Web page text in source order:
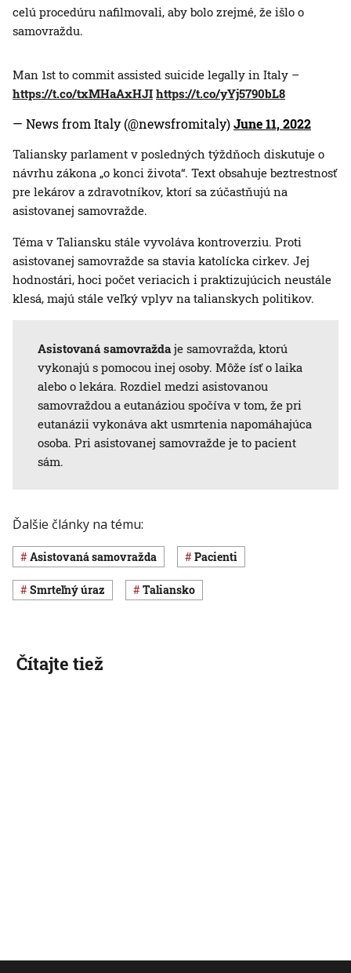
celú procedúru nafilmovali, aby bolo zrejmé, že išlo o
samovraždu.
Man 1st to commit assisted suicide legally in Italy –
https://t.co/txMHaAxHJI https://t.co/yYj5790bL8
— News from Italy (@newsfromitaly)June 11, 2022
Taliansky parlament v posledných týždňoch diskutuje o
návrhu zákona „o konci života“. Text obsahuje beztrestnosť
pre lekárov a zdravotníkov, ktorí sa zúčastňujú na
asistovanej samovražde.
Téma v Taliansku stále vyvoláva kontroverziu. Proti
asistovanej samovražde sa stavia katolícka cirkev. Jej
hodnostári, hoci počet veriacich i praktizujúcich neustále
klesá, majú stále veľký vplyv na talianskych politikov.
Asistovaná samovraždaje samovražda, ktorú
vykonajú s pomocou inej osoby. Môže ísť o laika
alebo o lekára. Rozdiel medzi asistovanou
samovraždou a eutanáziou spočíva v tom, že pri
eutanázii vykonáva akt usmrtenia napomáhajúca
osoba. Pri asistovanej samovražde je to pacient
sám.
Ďalšie články na tému:
asistovaná samovražda pacienti
smrteľný úraz Taliansko
Čítajte tiež